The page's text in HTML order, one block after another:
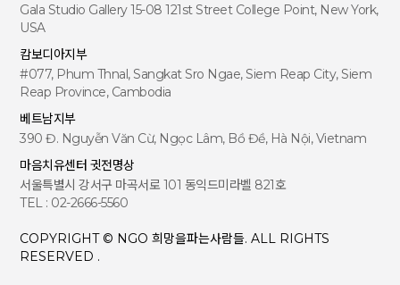
Gala Studio Gallery 15-08 121st Street College Point, New York,
USA
캄보디아지부
#077, Phum Thnal, Sangkat Sro Ngae, Siem Reap City, Siem
Reap Province, Cambodia
베트남지부
390 Đ. Nguyễn Văn Cừ, Ngọc Lâm, Bồ Đề, Hà Nội, Vietnam
마음치유센터 귓전명상
서울특별시 강서구 마곡서로 101 동익드미라벨 821호
TEL : 02-2666-5560
COPYRIGHT © NGO 희망을파는사람들. ALL RIGHTS
RESERVED .